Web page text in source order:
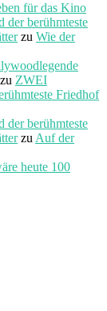
für das Kino
berühmteste
zu Wie der
ZWEI
Friedhof
berühmteste
zu Auf der
heute 100